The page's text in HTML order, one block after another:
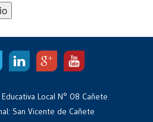
Local N° 08 Cañete
San Vicente de Cañete